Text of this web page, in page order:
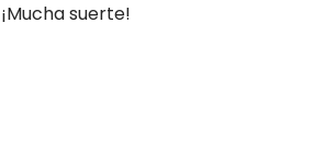
¡Mucha suerte!